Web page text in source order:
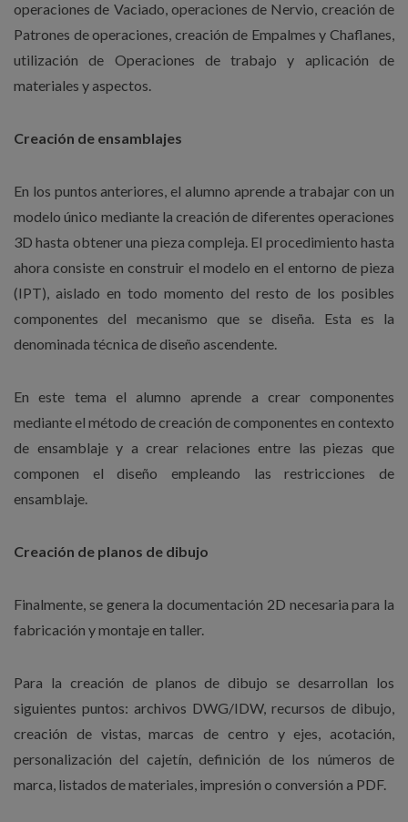
operaciones de Vaciado, operaciones de Nervio, creación de
Patrones de operaciones, creación de Empalmes y Chaflanes,
utilización de Operaciones de trabajo y aplicación de
materiales y aspectos.
Creación de ensamblajes
En los puntos anteriores, el alumno aprende a trabajar con un
modelo único mediante la creación de diferentes operaciones
3D hasta obtener una pieza compleja. El procedimiento hasta
ahora consiste en construir el modelo en el entorno de pieza
(IPT), aislado en todo momento del resto de los posibles
componentes del mecanismo que se diseña. Esta es la
denominada técnica de diseño ascendente.
En este tema el alumno aprende a crear componentes
mediante el método de creación de componentes en contexto
de ensamblaje y a crear relaciones entre las piezas que
componen el diseño empleando las restricciones de
ensamblaje.
Creación de planos de dibujo
Finalmente, se genera la documentación 2D necesaria para la
fabricación y montaje en taller.
Para la creación de planos de dibujo se desarrollan los
siguientes puntos: archivos DWG/IDW, recursos de dibujo,
creación de vistas, marcas de centro y ejes, acotación,
personalización del cajetín, definición de los números de
marca, listados de materiales, impresión o conversión a PDF.